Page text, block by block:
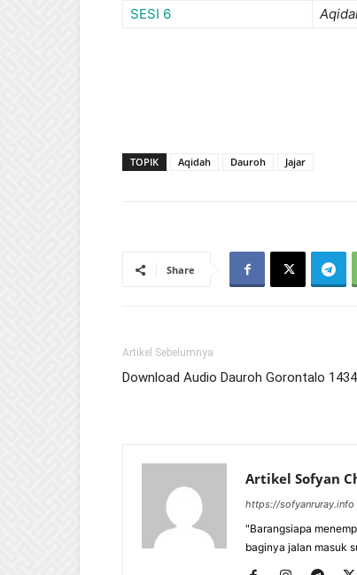
SESI 6
TOPIK Aqidah Dauroh Jajar
Share
Artikel Sebelumnya
Download Audio Dauroh Gorontalo
Artikel Sofyan
https://sofyanruray.info
"Barangsiapa
baginya jalan masuk